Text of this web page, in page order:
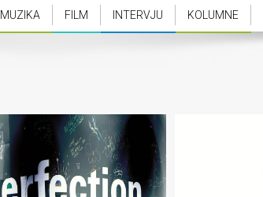
MUZIKA FILM INTERVJU KOLUMNE